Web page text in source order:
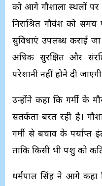
को आगे गौशाला स्थलों पर
निराश्रित गौवंश को
सुविधाएं उपलब्ध कराई
अधिक सुरक्षित और
परेशानी नहीं होने दी
उन्होंने कहा कि गर्मी के
सतर्कता बरत रही है।
गर्मी से बचाव के पर्याप्त
ताकि किसी भी पशु को
धर्मपाल सिंह ने आगे कहा